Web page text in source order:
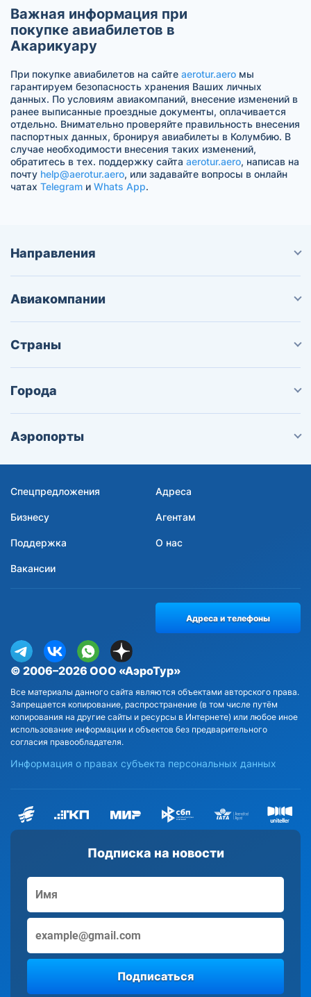
Важная информация при
покупке авиабилетов в
Акарикуару
При покупке авиабилетов на сайте aerotur.aero мы
гарантируем безопасность хранения Ваших личных
данных. По условиям авиакомпаний, внесение изменений в
ранее выписанные проездные документы, оплачивается
отдельно. Внимательно проверяйте правильность внесения
паспортных данных, бронируя авиабилеты в Колумбию. В
случае необходимости внесения таких изменений,
обратитесь в тех. поддержку сайта aerotur.aero, написав на
почту help@aerotur.aero, или задавайте вопросы в онлайн
чатах Telegram и Whats App.
Направления
Авиакомпании
Страны
Города
Аэропорты
Спецпредложения Адреса
Бизнесу Агентам
Поддержка О нас
Вакансии
Подписка на новости
Подписаться
© 2006–2026 ООО «АэроТур»
Все материалы данного сайта являются объектами авторского права.
Запрещается копирование, распространение (в том числе путём
копирования на другие сайты и ресурсы в Интернете) или любое иное
использование информации и объектов без предварительного
согласия правообладателя.
Информация о правах субъекта персональных данных
Адреса и телефоны